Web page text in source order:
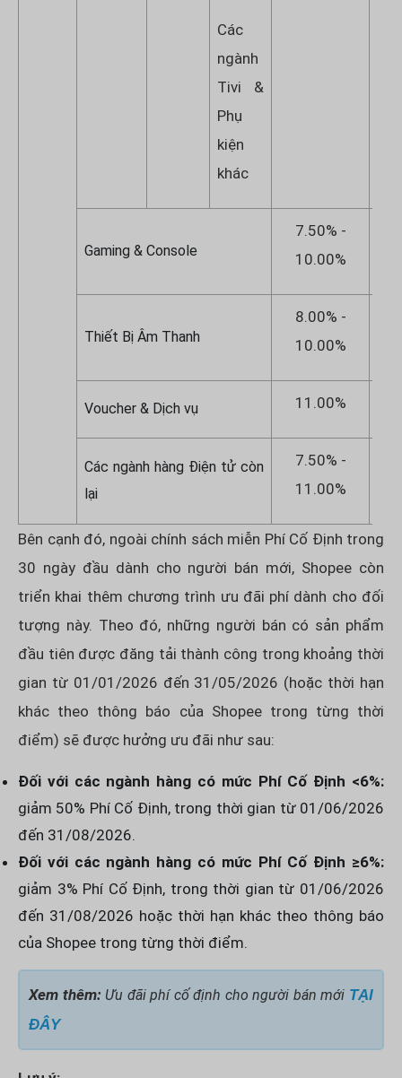
Các
ngành
Tivi &
Phụ
kiện
khác
Gaming & Console
7.50% -
10.00%
Thiết Bị Âm Thanh
8.00% -
10.00%
Voucher & Dịch vụ 11.00%
Các ngành hàng Điện tử còn
lại
7.50% -
11.00%
Bên cạnh đó, ngoài chính sách miễn Phí Cố Định trong
30 ngày đầu dành cho người bán mới, Shopee còn
triển khai thêm chương trình ưu đãi phí dành cho đối
tượng này. Theo đó, những người bán có sản phẩm
đầu tiên được đăng tải thành công trong khoảng thời
gian từ 01/01/2026 đến 31/05/2026 (hoặc thời hạn
khác theo thông báo của Shopee trong từng thời
điểm) sẽ được hưởng ưu đãi như sau:
Đối với các ngành hàng có mức Phí Cố Định <6%:
giảm 50% Phí Cố Định, trong thời gian từ 01/06/2026
đến 31/08/2026.
Đối với các ngành hàng có mức Phí Cố Định ≥6%:
giảm 3% Phí Cố Định, trong thời gian từ 01/06/2026
đến 31/08/2026 hoặc thời hạn khác theo thông báo
của Shopee trong từng thời điểm.
Xem thêm: Ưu đãi phí cố định cho người bán mới TẠI
ĐÂY